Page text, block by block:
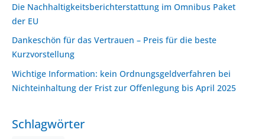
Die Nachhaltigkeitsberichterstattung im Omnibus Paket
der EU
Dankeschön für das Vertrauen – Preis für die beste
Kurzvorstellung
Wichtige Information: kein Ordnungsgeldverfahren bei
Nichteinhaltung der Frist zur Offenlegung bis April 2025
Schlagwörter